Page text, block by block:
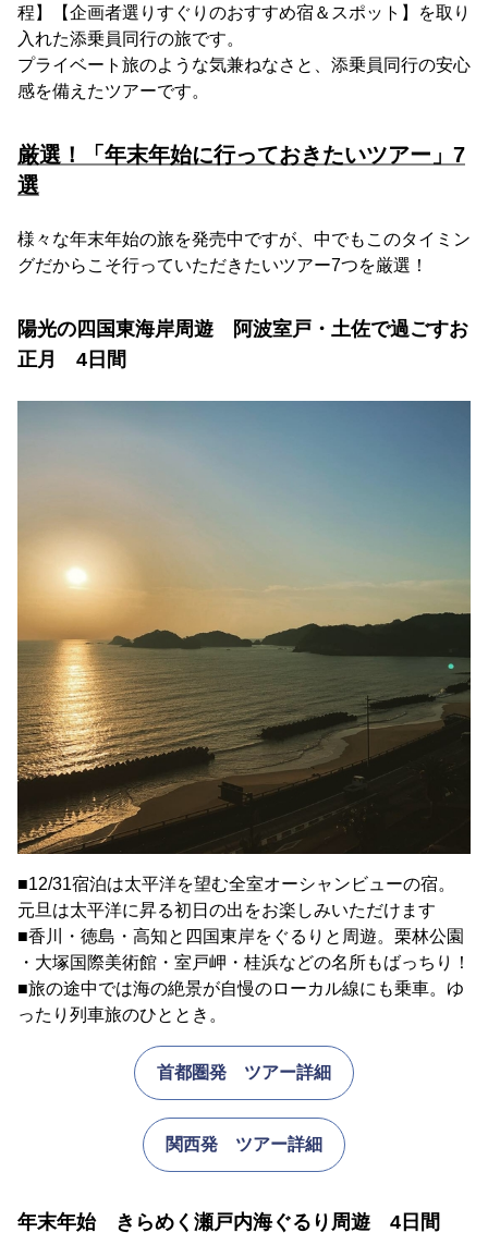
程】【企画者選りすぐりのおすすめ宿＆スポット】を取り
入れた添乗員同行の旅です。
プライベート旅のような気兼ねなさと、添乗員同行の安心
感を備えたツアーです。
厳選！「年末年始に行っておきたいツアー」7
選
様々な年末年始の旅を発売中ですが、中でもこのタイミン
グだからこそ行っていただきたいツアー7つを厳選！
陽光の四国東海岸周遊 阿波室戸・土佐で過ごすお
正月 4日間
■12/31宿泊は太平洋を望む全室オーシャンビューの宿。
元旦は太平洋に昇る初日の出をお楽しみいただけます
■香川・徳島・高知と四国東岸をぐるりと周遊。栗林公園
・大塚国際美術館・室戸岬・桂浜などの名所もばっちり！
■旅の途中では海の絶景が自慢のローカル線にも乗車。ゆ
ったり列車旅のひととき。
首都圏発 ツアー詳細
関西発 ツアー詳細
年末年始 きらめく瀬戸内海ぐるり周遊 4日間